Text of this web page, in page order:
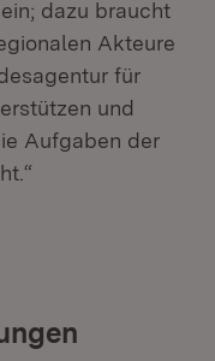
dazu braucht
Akteure
für
und
Aufgaben der